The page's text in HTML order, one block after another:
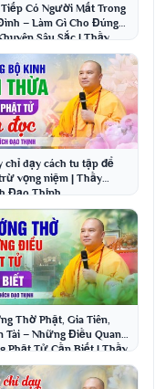
Có Người Mất Trong
– Làm Gì Cho Đúng?
Sâu Sắc | Thầy
Đạo Thịnh
chỉ dạy cách tu tập để
vọng niệm | Thầy
Đạo Thịnh
Thờ Phật, Gia Tiên,
Tài – Những Điều Quan
Phật Tử Cần Biết | Thầy
Đạo Thịnh